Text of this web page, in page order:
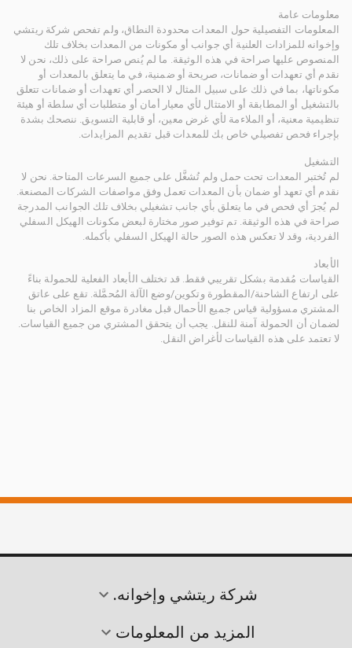
معلومات عامة
المعلومات التفصيلية حول المعدات محدودة النطاق، ولم تفحص شركة ريتشي
وإخوانه للمزادات العلنية أي جوانب أو مكونات من المعدات بخلاف تلك
المنصوص عليها صراحة في هذه الوثيقة. ما لم يُنص صراحة على ذلك، نحن لا
نقدم أي تعهدات أو ضمانات، صريحة أو ضمنية، في ما يتعلق بالمعدات أو
مكوناتها، بما في ذلك على سبيل المثال لا الحصر أي تعهدات أو ضمانات تتعلق
بالتشغيل أو المطابقة أو الامتثال لأي معيار أمان أو متطلبات أي سلطة أو هيئة
تنظيمية معنية، أو الملاءمة لأي غرض معين، أو قابلية التسويق. ننصحك بشدة
بإجراء فحص تفصيلي خاص بك للمعدات قبل تقديم المزايدات.
التشغيل
لم تُختبر المعدات تحت حمل ولم تُشغَّل على جميع السرعات المتاحة. نحن لا
نقدم أي تعهد أو ضمان بأن المعدات تعمل وفق مواصفات الشركات المصنعة.
لم يُجرَ أي فحص في ما يتعلق بأي جانب تشغيلي بخلاف تلك الجوانب المدرجة
صراحة في هذه الوثيقة. تم توفير صور مختارة لبعض مكونات الهيكل السفلي
الفردية، وقد لا تعكس هذه الصور حالة الهيكل السفلي بأكمله.
الأبعاد
القياسات مُقدمة بشكل تقريبي فقط. قد تختلف الأبعاد الفعلية للحمولة بناءً
على ارتفاع الشاحنة/المقطورة وتكوين/وضع الآلة المُحمَّلة. تقع على عاتق
المشتري مسؤولية قياس جميع الأحمال قبل مغادرة موقع المزاد الخاص بنا
لضمان أن الحمولة آمنة للنقل. يجب أن يتحقق المشتري من جميع القياسات.
لا تعتمد على هذه القياسات لأغراض النقل.
شركة ريتشي وإخوانه.
المزيد من المعلومات